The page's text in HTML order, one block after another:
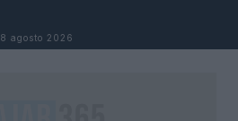
8 agosto 2026